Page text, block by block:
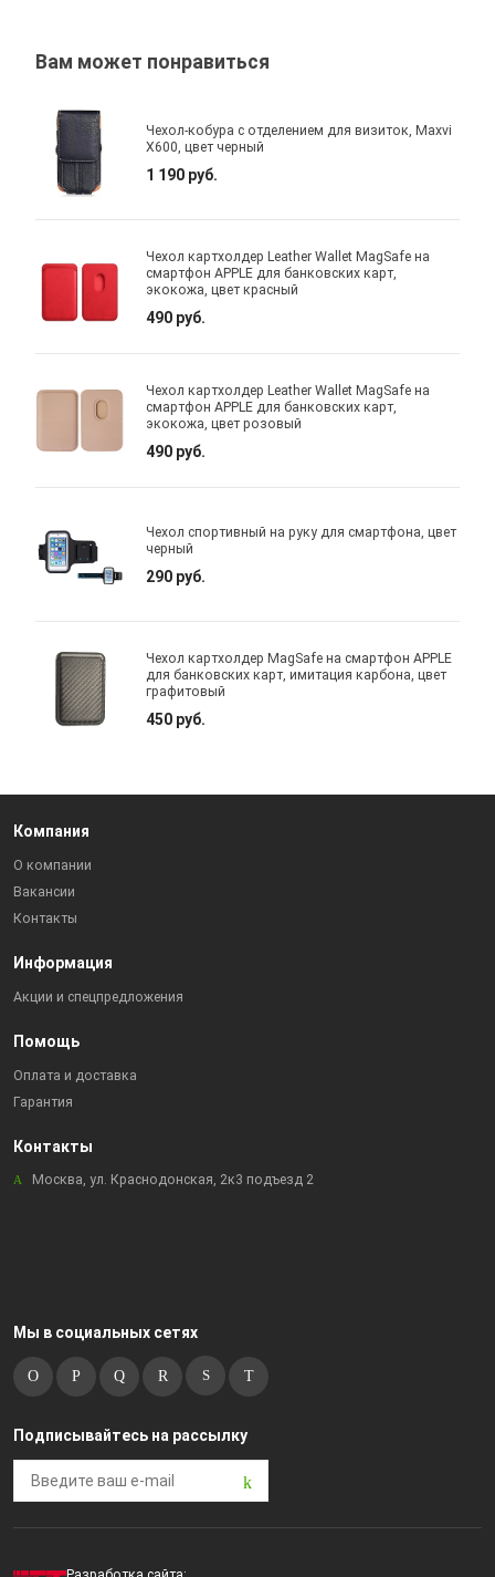
Вам может понравиться
Чехол-кобура с отделением для визиток, Maxvi
X600, цвет черный
1 190 руб.
Чехол картхолдер Leather Wallet MagSafe на
смартфон APPLE для банковских карт,
экокожа, цвет красный
490 руб.
Чехол картхолдер Leather Wallet MagSafe на
смартфон APPLE для банковских карт,
экокожа, цвет розовый
490 руб.
Чехол спортивный на руку для смартфона, цвет
черный
290 руб.
Чехол картхолдер MagSafe на смартфон APPLE
для банковских карт, имитация карбона, цвет
графитовый
450 руб.
Компания
О компании
Вакансии
Контакты
Информация
Акции и спецпредложения
Помощь
Оплата и доставка
Гарантия
Контакты
Москва, ул. Краснодонская, 2к3 подъезд 2
Мы в социальных сетях
Подписывайтесь на рассылку